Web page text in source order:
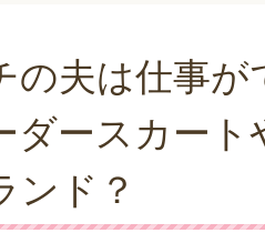
の夫は仕事
ダースカート
ンド？